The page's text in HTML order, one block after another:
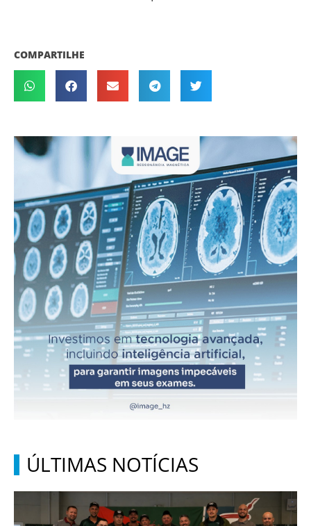
COMPARTILHE
ÚLTIMAS NOTÍCIAS